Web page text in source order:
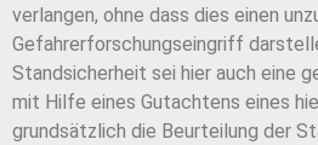
verlangen, ohne dass dies einen
Gefahrerforschungseingriff
Standsicherheit sei hier auch eine
mit Hilfe eines Gutachtens eines
grundsätzlich die Beurteilung der